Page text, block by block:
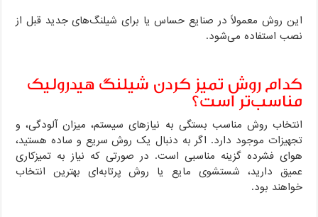
این روش معمولاً در صنایع حساس یا برای شیلنگ‌های جدید قبل از
نصب استفاده می‌شود.
کدام روش تمیز کردن شیلنگ هیدرولیک
مناسب‌تر است؟
انتخاب روش مناسب بستگی به نیازهای سیستم، میزان آلودگی، و
تجهیزات موجود دارد. اگر به دنبال یک روش سریع و ساده هستید،
هوای فشرده گزینه مناسبی است. در صورتی که نیاز به تمیزکاری
عمیق دارید، شستشوی مایع یا روش پرتابه‌ای بهترین انتخاب
خواهند بود.